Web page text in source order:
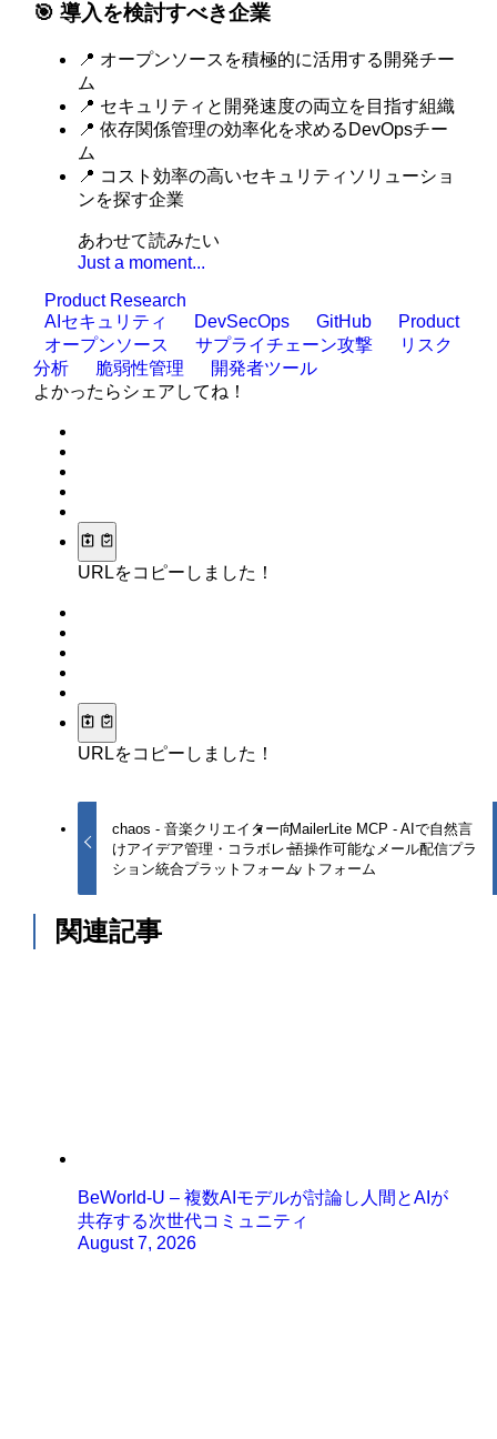
🎯 導入を検討すべき企業
📍 オープンソースを積極的に活用する開発チー
ム
📍 セキュリティと開発速度の両立を目指す組織
📍 依存関係管理の効率化を求めるDevOpsチー
ム
📍 コスト効率の高いセキュリティソリューショ
ンを探す企業
あわせて読みたい
Just a moment...
Product Research
AIセキュリティ
DevSecOps GitHub
Product
オープンソース
サプライチェーン攻撃
リスク
分析
脆弱性管理
開発者ツール
よかったらシェアしてね！
URLをコピーしました！
URLをコピーしました！
chaos - 音楽クリエイター向
けアイデア管理・コラボレー
ション統合プラットフォーム
MailerLite MCP - AIで自然言
語操作可能なメール配信プラ
ットフォーム
関連記事
BeWorld-U – 複数AIモデルが討論し人間とAIが
共存する次世代コミュニティ
August 7, 2026